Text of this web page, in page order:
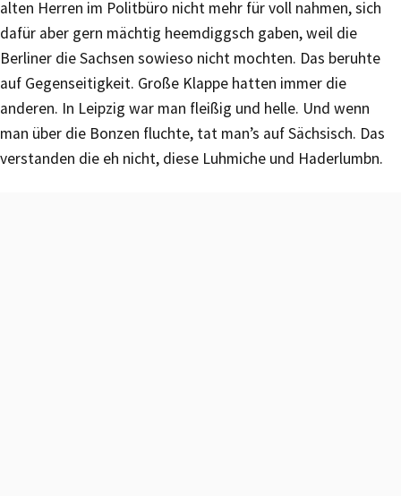
alten Herren im Politbüro nicht mehr für voll nahmen, sich
dafür aber gern mächtig heemdiggsch gaben, weil die
Berliner die Sachsen sowieso nicht mochten. Das beruhte
auf Gegenseitigkeit. Große Klappe hatten immer die
anderen. In Leipzig war man fleißig und helle. Und wenn
man über die Bonzen fluchte, tat man’s auf Sächsisch. Das
verstanden die eh nicht, diese Luhmiche und Haderlumbn.